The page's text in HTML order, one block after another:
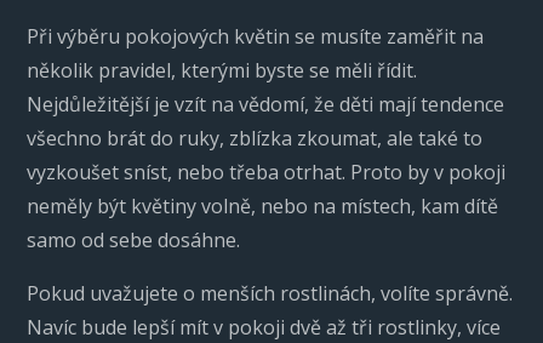
Při výběru pokojových květin se musíte zaměřit na
několik pravidel, kterými byste se měli řídit.
Nejdůležitější je vzít na vědomí, že děti mají tendence
všechno brát do ruky, zblízka zkoumat, ale také to
vyzkoušet sníst, nebo třeba otrhat. Proto by v pokoji
neměly být květiny volně, nebo na místech, kam dítě
samo od sebe dosáhne.
Pokud uvažujete o menších rostlinách, volíte správně.
Navíc bude lepší mít v pokoji dvě až tři rostlinky, více